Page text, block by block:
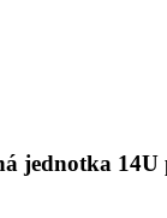
jednotka